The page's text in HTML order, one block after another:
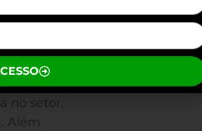
de
de
no setor,
Além